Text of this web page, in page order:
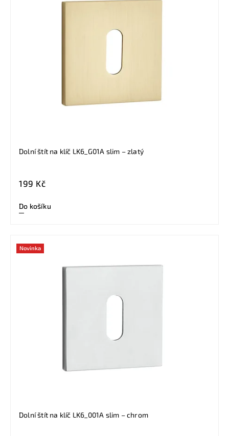
Dolní štít na klíč LK6_G01A slim – zlatý
199 Kč
Do košíku
Novinka
Dolní štít na klíč LK6_001A slim – chrom